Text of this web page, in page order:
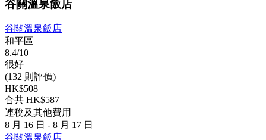
谷關溫泉飯店
谷關溫泉飯店
和平區
8.4/10
很好
(132 則評價)
HK$508
合共 HK$587
連稅及其他費用
8 月 16 日 - 8 月 17 日
谷關溫泉飯店